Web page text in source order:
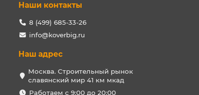
Наши контакты
8 (499) 685-33-26
info@koverbig.ru
Наш адрес
Москва. Строительный рынок
славянский мир 41 км мкад
Работаем с 9:00 до 20:00